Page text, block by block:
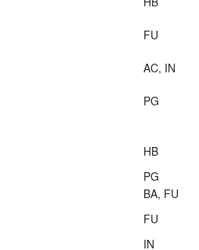
FU
AC, IN
PG
HB
PG
BA, FU
FU
IN